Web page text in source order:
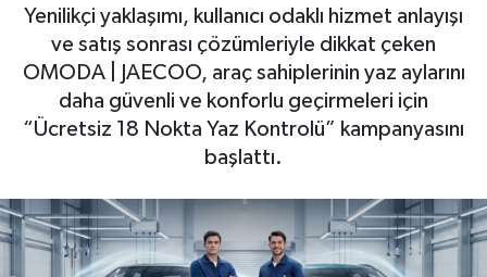
Yenilikçi yaklaşımı, kullanıcı odaklı hizmet anlayışı
ve satış sonrası çözümleriyle dikkat çeken
OMODA | JAECOO, araç sahiplerinin yaz aylarını
daha güvenli ve konforlu geçirmeleri için
“Ücretsiz 18 Nokta Yaz Kontrolü” kampanyasını
başlattı.
Otovitrin
Asayiş
Gayrimenkul
Spor
Haber Arşivi